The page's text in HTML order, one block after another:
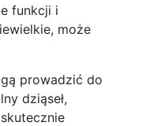
funkcji i
może
prowadzić do
dziąseł,